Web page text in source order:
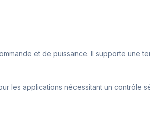
et de puissance. Il supporte une
les applications nécessitant un contrôle